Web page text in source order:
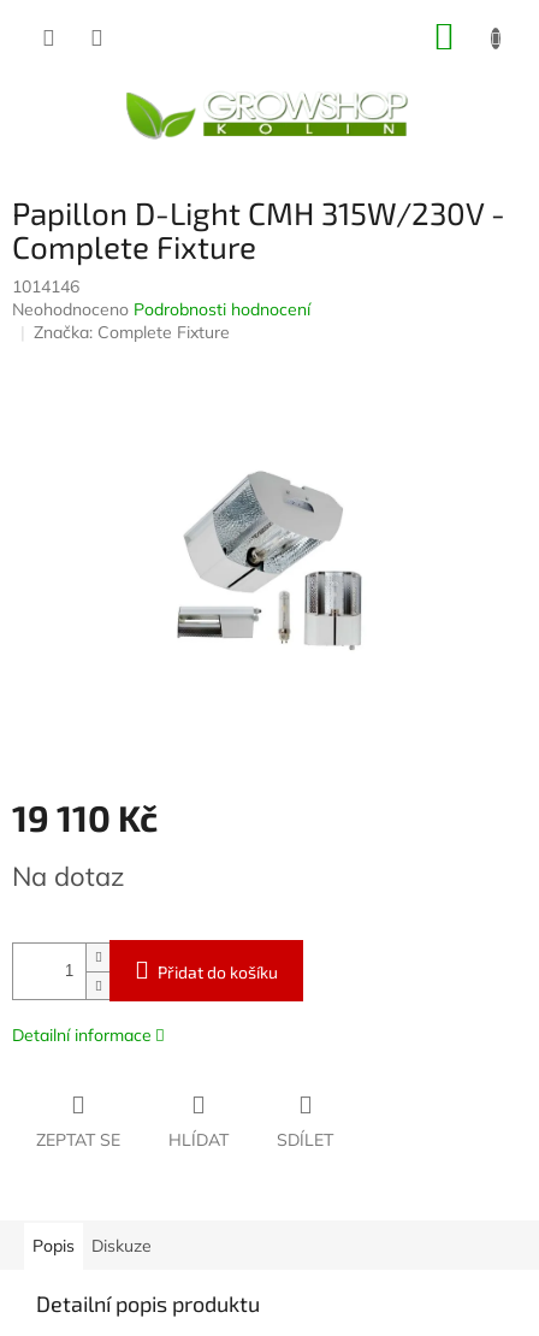
Papillon D-Light CMH 315W/230V -
Complete Fixture
1014146
Průměrné
hodnocení
Neohodnoceno Podrobnosti hodnocení
Značka: Complete Fixture
19 110 Kč
cena:
Na dotaz
Přidat do košíku
Detailní informace
ZEPTAT SE HLÍDAT SDÍLET
Popis Diskuze
Detailní popis produktu